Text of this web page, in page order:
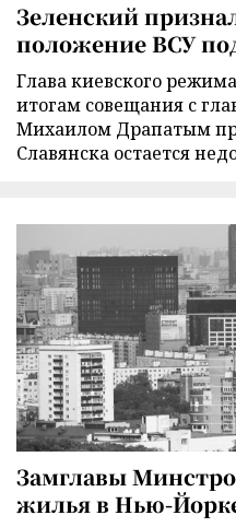
Зеленский
положение ВСУ
Глава киевского
итогам совещания с
Михаилом Драпатым
Славянска остается
Замглавы
жилья в Нью-